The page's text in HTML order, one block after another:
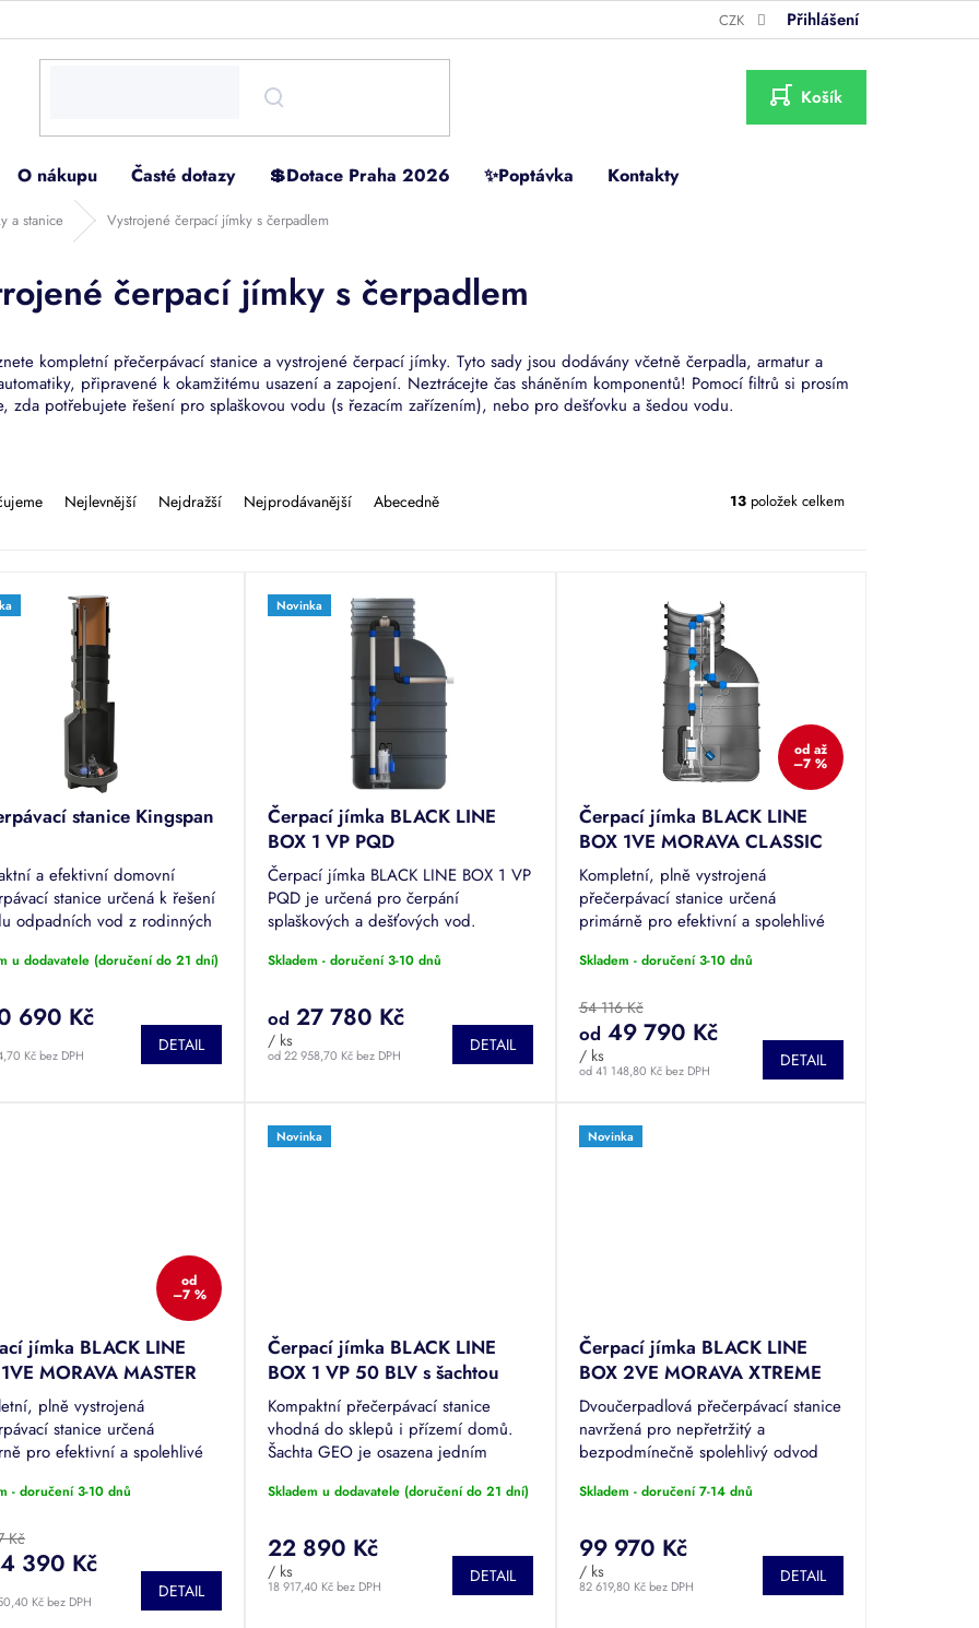
CZK Přihlášení
NÁKUPNÍ
KOŠÍK
O nákupu Časté dotazy 💲Dotace Praha 2026 ✨Poptávka Kontakty
a stanice Vystrojené čerpací jímky s čerpadlem
čerpací jímky s čerpadlem
kompletní přečerpávací stanice a vystrojené čerpací jímky. Tyto sady jsou dodávány včetně čerpadla, armatur a
připravené k okamžitému usazení a zapojení. Neztrácejte čas sháněním komponentů! Pomocí filtrů si prosím
zda potřebujete řešení pro splaškovou vodu (s řezacím zařízením), nebo pro dešťovku a šedou vodu.
Nejlevnější Nejdražší Nejprodávanější Abecedně 13 položek celkem
stanice Kingspan
a efektivní domovní
stanice určená k řešení
odpadních vod z rodinných
spád. Stanice je
u dodavatele (doručení do 21 dní)
Kč bez DPH
690 Kč
DETAIL
Novinka
Čerpací jímka BLACK LINE
BOX 1 VP PQD
Čerpací jímka BLACK LINE BOX 1 VP
PQD je určená pro čerpání
splaškových a dešťových vod.
materiálu PEHD a je osazena
Skladem - doručení 3-10 dnů
od 22 958,70 Kč bez DPH
od 27 780 Kč
/ ks DETAIL
od až
–7 %
Čerpací jímka BLACK LINE
BOX 1VE MORAVA CLASSIC
Kompletní, plně vystrojená
přečerpávací stanice určená
primárně pro efektivní a spolehlivé
Osazeno nerezovým vřetenovým
Skladem - doručení 3-10 dnů
54 116 Kč
od 41 148,80 Kč bez DPH
od 49 790 Kč
/ ks DETAIL
od
–7 %
jímka BLACK LINE
MORAVA MASTER
plně vystrojená
stanice určená
pro efektivní a spolehlivé
nerezovým vřetenovým
- doručení 3-10 dnů
Kč
Kč bez DPH
390 Kč
DETAIL
Novinka
Čerpací jímka BLACK LINE
BOX 1 VP 50 BLV s šachtou
GEO
Kompaktní přečerpávací stanice
vhodná do sklepů i přízemí domů.
Šachta GEO je osazena jedním
BLV s řezacím zařízením. Určená pro
Skladem u dodavatele (doručení do 21 dní)
18 917,40 Kč bez DPH
22 890 Kč
/ ks DETAIL
Novinka
Čerpací jímka BLACK LINE
BOX 2VE MORAVA XTREME
Dvoučerpadlová přečerpávací stanice
navržená pro nepřetržitý a
bezpodmínečně spolehlivý odvod
vystrojená sada je osazena dvěma
Skladem - doručení 7-14 dnů
82 619,80 Kč bez DPH
99 970 Kč
/ ks DETAIL